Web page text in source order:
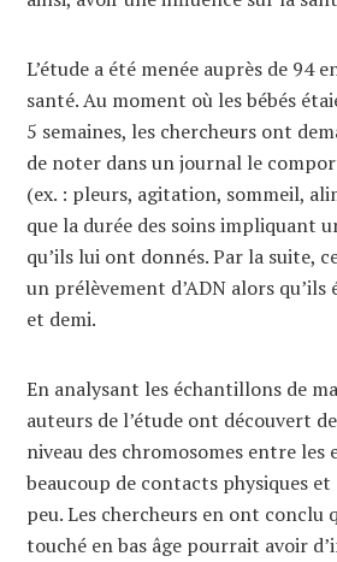
L’étude a été menée auprès de 94
santé. Au moment où les bébés
5 semaines, les chercheurs ont
de noter dans un journal le
(ex. : pleurs, agitation, sommeil,
que la durée des soins impliquant
qu’ils lui ont donnés. Par la suite,
un prélèvement d’ADN alors qu’ils
et demi.
En analysant les échantillons de
auteurs de l’étude ont découvert
niveau des chromosomes entre les
beaucoup de contacts physiques
peu. Les chercheurs en ont conclu
touché en bas âge pourrait avoir